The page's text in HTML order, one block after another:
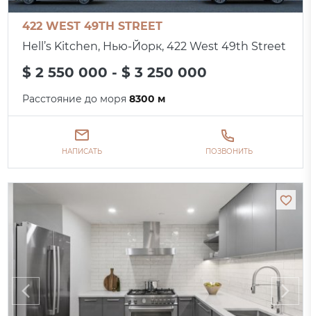
422 WEST 49TH STREET
Hell’s Kitchen, Нью-Йорк, 422 West 49th Street
$ 2 550 000 - $ 3 250 000
Расстояние до моря8300 м
НАПИСАТЬ ПОЗВОНИТЬ